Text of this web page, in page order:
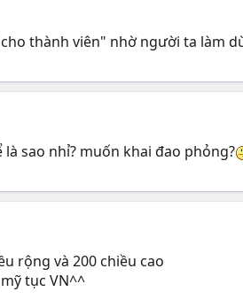
thành viên" nhờ người ta làm
sao nhỉ? muốn khai đao phỏng?
rộng và 200 chiều cao
tục VN^^